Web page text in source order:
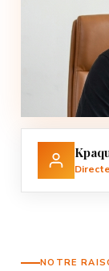
NOTRE